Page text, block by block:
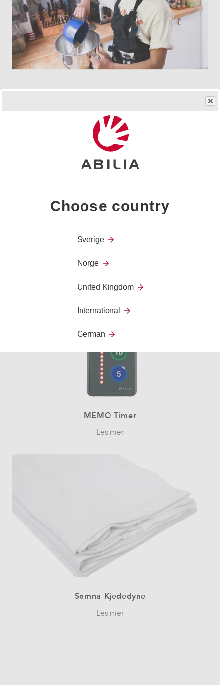
MEMOplanner
MEMO Timer
Les mer
Somna Kjededyne
Les mer
Choose country
Sverige
Norge
United Kingdom
International
German